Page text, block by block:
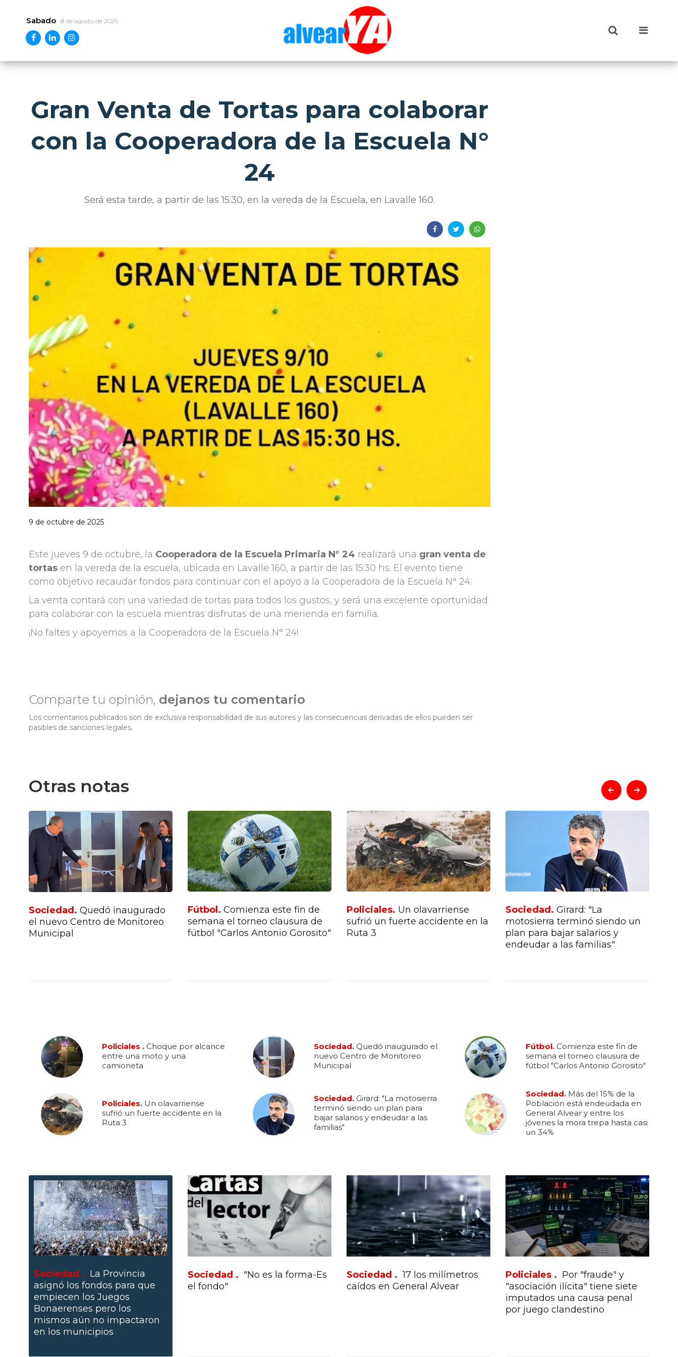
Sabado 8 de agosto de 2026
Gran Venta de Tortas para colaborar
con la Cooperadora de la Escuela N°
24
Será esta tarde, a partir de las 15:30, en la vereda de la Escuela, en Lavalle 160.
9 de octubre de 2025
Este jueves 9 de octubre, la Cooperadora de la Escuela Primaria N° 24 realizará una gran venta de
tortas en la vereda de la escuela, ubicada en Lavalle 160, a partir de las 15:30 hs. El evento tiene
como objetivo recaudar fondos para continuar con el apoyo a la Cooperadora de la Escuela N° 24.
La venta contará con una variedad de tortas para todos los gustos, y será una excelente oportunidad
para colaborar con la escuela mientras disfrutas de una merienda en familia.
¡No faltes y apoyemos a la Cooperadora de la Escuela N° 24!
Comparte tu opinión, dejanos tu comentario
Los comentarios publicados son de exclusiva responsabilidad de sus autores y las consecuencias derivadas de ellos pueden ser
pasibles de sanciones legales.
Otras notas
Sociedad. Quedó inaugurado
el nuevo Centro de Monitoreo
Municipal
Fútbol. Comienza este fin de
semana el torneo clausura de
fútbol "Carlos Antonio Gorosito"
Policiales. Un olavarriense
sufrió un fuerte accidente en la
Ruta 3
Sociedad. Girard: "La
motosierra terminó siendo un
plan para bajar salarios y
endeudar a las familias"
prev next
Policiales . Choque por alcance
entre una moto y una
camioneta
Sociedad. Quedó inaugurado el
nuevo Centro de Monitoreo
Municipal
Fútbol. Comienza este fin de
semana el torneo clausura de
fútbol "Carlos Antonio Gorosito"
Policiales. Un olavarriense
sufrió un fuerte accidente en la
Ruta 3
Sociedad. Girard: "La motosierra
terminó siendo un plan para
bajar salarios y endeudar a las
familias"
Sociedad. Más del 15% de la
Población está endeudada en
General Alvear y entre los
jóvenes la mora trepa hasta casi
un 34%
Sociedad . La Provincia
asignó los fondos para que
empiecen los Juegos
Bonaerenses pero los
mismos aún no impactaron
en los municipios
Sociedad . "No es la forma-Es
el fondo"
Sociedad . 17 los milímetros
caídos en General Alvear
Policiales . Por "fraude" y
"asociación ilícita" tiene siete
imputados una causa penal
por juego clandestino